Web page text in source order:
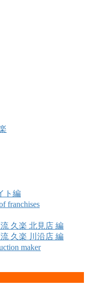
ト編
franchises
久楽 北見店 編
久楽 川沿店 編
maker